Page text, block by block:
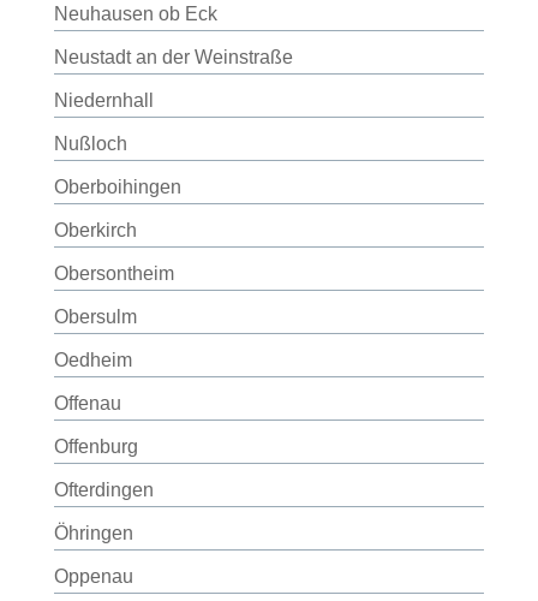
Neuhausen ob Eck
Neustadt an der Weinstraße
Niedernhall
Nußloch
Oberboihingen
Oberkirch
Obersontheim
Obersulm
Oedheim
Offenau
Offenburg
Ofterdingen
Öhringen
Oppenau